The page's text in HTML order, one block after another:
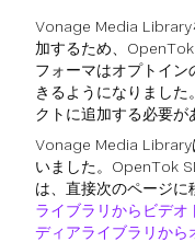
Vonage Media Library
加するため、
フォーマはオプトイ
きるようになりました
クトに追加する必要が
Vonage Media Library
いました。OpenTok
は、直接次のページに
ライブラリからビデオ
ディアライブラリから